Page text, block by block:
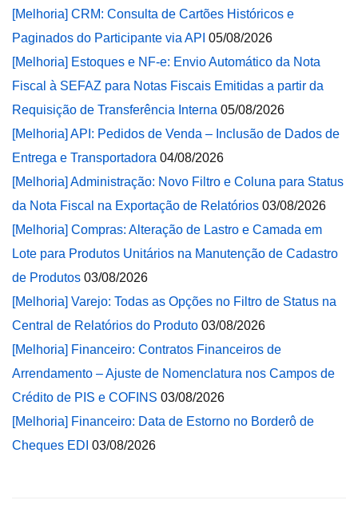
[Melhoria] CRM: Consulta de Cartões Históricos e
Paginados do Participante via API 05/08/2026
[Melhoria] Estoques e NF-e: Envio Automático da Nota
Fiscal à SEFAZ para Notas Fiscais Emitidas a partir da
Requisição de Transferência Interna 05/08/2026
[Melhoria] API: Pedidos de Venda – Inclusão de Dados de
Entrega e Transportadora 04/08/2026
[Melhoria] Administração: Novo Filtro e Coluna para Status
da Nota Fiscal na Exportação de Relatórios 03/08/2026
[Melhoria] Compras: Alteração de Lastro e Camada em
Lote para Produtos Unitários na Manutenção de Cadastro
de Produtos 03/08/2026
[Melhoria] Varejo: Todas as Opções no Filtro de Status na
Central de Relatórios do Produto 03/08/2026
[Melhoria] Financeiro: Contratos Financeiros de
Arrendamento – Ajuste de Nomenclatura nos Campos de
Crédito de PIS e COFINS 03/08/2026
[Melhoria] Financeiro: Data de Estorno no Borderô de
Cheques EDI 03/08/2026